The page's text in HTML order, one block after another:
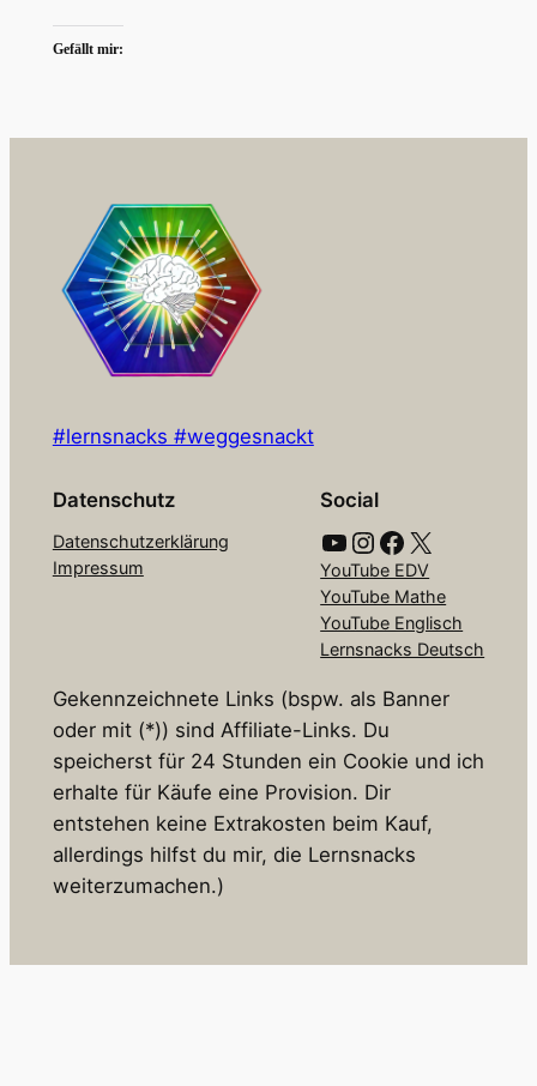
Gefällt mir:
#lernsnacks #weggesnackt
Datenschutz
Datenschutzerklärung
Impressum
Social
YouTube Instagram Facebook X
YouTube EDV
YouTube Mathe
YouTube Englisch
Lernsnacks Deutsch
Gekennzeichnete Links (bspw. als Banner
oder mit (*)) sind Affiliate-Links. Du
speicherst für 24 Stunden ein Cookie und ich
erhalte für Käufe eine Provision. Dir
entstehen keine Extrakosten beim Kauf,
allerdings hilfst du mir, die Lernsnacks
weiterzumachen.)